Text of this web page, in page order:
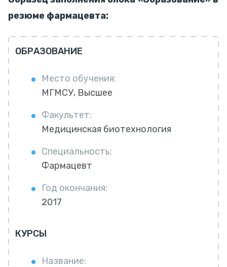
резюме фармацевта:
ОБРАЗОВАНИЕ
Место обучения:
МГМСУ, Высшее
Факультет:
Медицинская биотехнология
Специальность:
Фармацевт
Год окончания:
2017
КУРСЫ
Название: